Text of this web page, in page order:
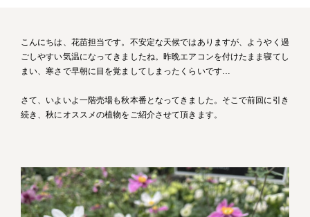
こんにちは、花苗担当です。不安定な天候ではありますが、ようやく過
ごしやすい気温になってきましたね。昨晩エアコンを付けたまま寝てし
まい、寒さで早朝に目を覚ましてしまったくらいです…
さて、いよいよ一階売場も秋本番となってきました。そこで前回に引き
続き、秋にオススメの植物をご紹介させて頂きます。